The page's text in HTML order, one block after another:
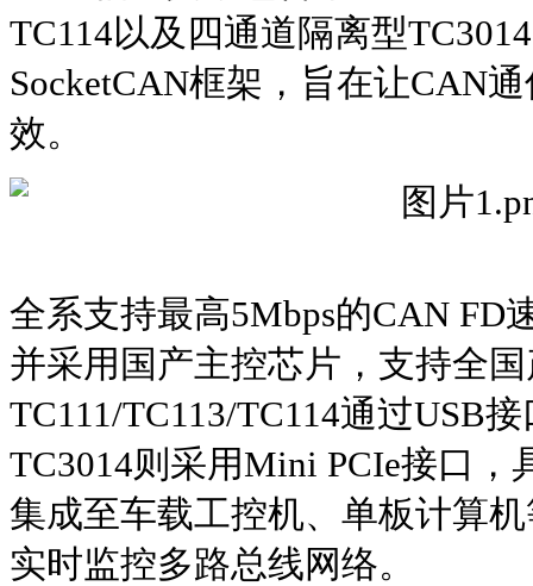
TC114以及四通道隔离型
SocketCAN框架，旨在让CAN
效。
全系支持最高5Mbps的CAN FD
并采用国产主控芯片，支持全
TC111/TC113/TC114通过USB
TC3014则采用Mini PCIe接口
集成至车载工控机、单板计算
实时监控多路总线网络。